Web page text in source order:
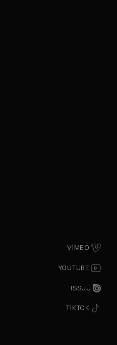
VIMEO
YOUTUBE
ISSUU
TIKTOK